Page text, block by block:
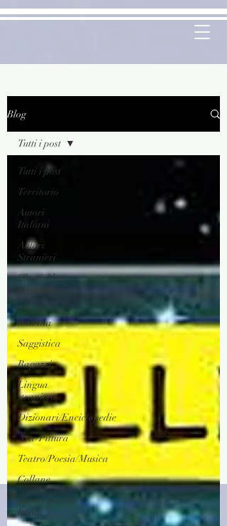
Blog
Tutti i post
Territorio
Autori
Italiani
Autori
Stranieri
Classici lett.
Classici lett.
italiana
Saggistica
Ragazzi
Lingua
straniera
Dizionari/Enciclopedie
Arte/Pittura
Teatro/Poesia/Musica
Collane
Autori greci e
latini
Tutti i post